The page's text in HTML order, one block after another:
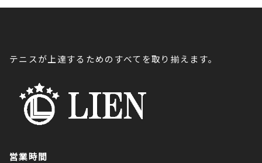
テニスが上達するためのすべてを取り揃えます。
営業時間